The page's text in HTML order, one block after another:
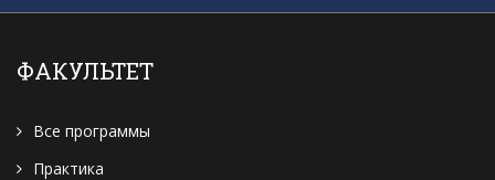
ФАКУЛЬТЕТ
Все программы
Практика